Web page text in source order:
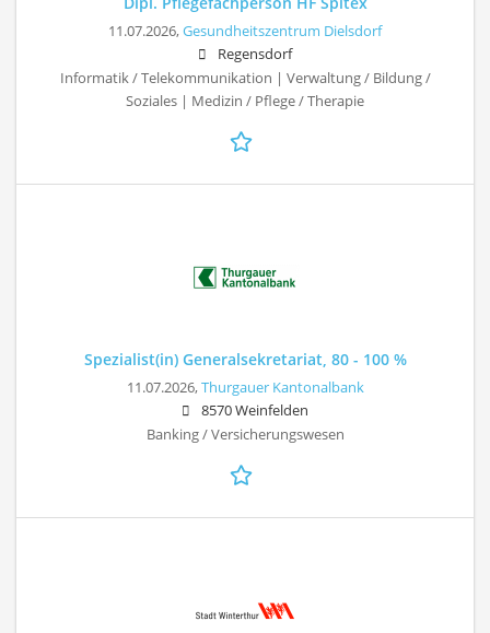
11.07.2026,Gesundheitszentrum Dielsdorf
Regensdorf
Informatik / Telekommunikation | Verwaltung / Bildung /
Soziales | Medizin / Pflege / Therapie
Spezialist(in) Generalsekretariat, 80 - 100 %
11.07.2026,Thurgauer Kantonalbank
8570 Weinfelden
Banking / Versicherungswesen